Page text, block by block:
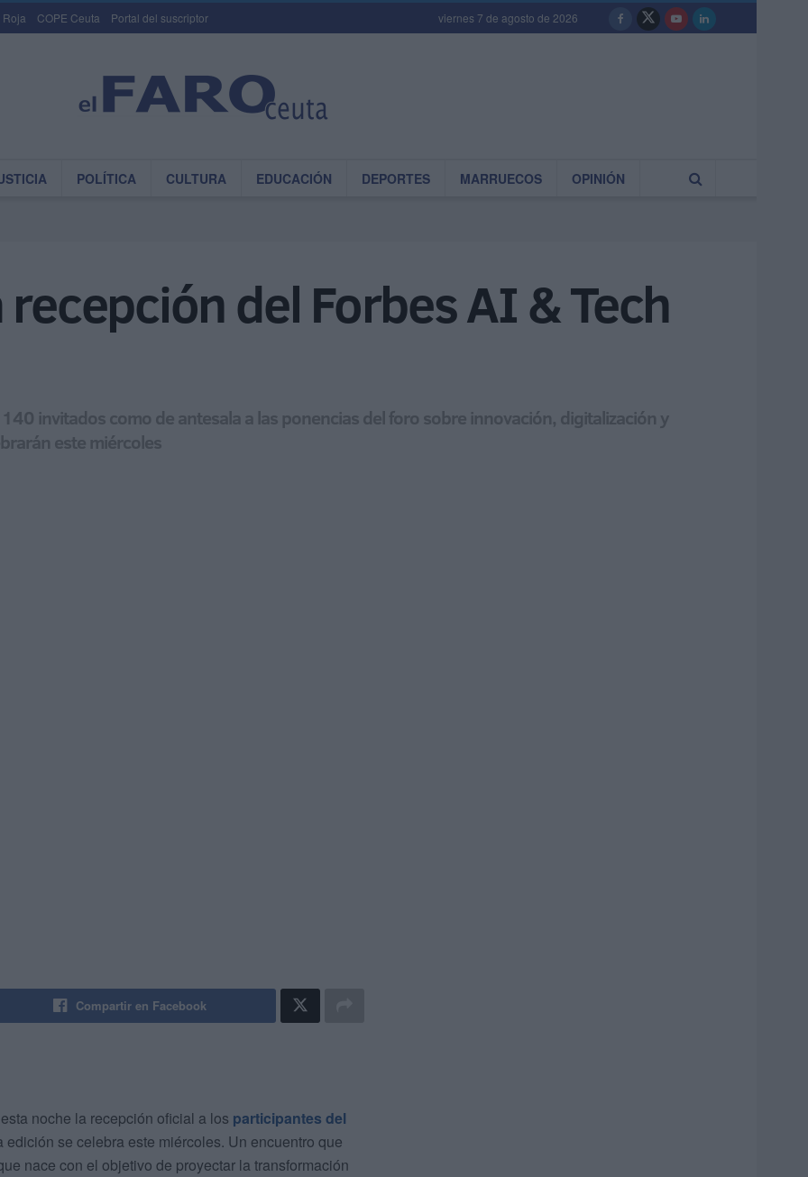
Roja COPE Ceuta Portal del suscriptor viernes 7 de agosto de 2026
POLÍTICA CULTURA EDUCACIÓN DEPORTES MARRUECOS OPINIÓN
del Forbes AI & Tech
invitados como de antesala a las ponencias del foro sobre innovación, digitalización y
este miércoles
Compartir en Facebook
noche la recepción oficial a los participantes del
edición se celebra este miércoles. Un encuentro que
nace con el objetivo de proyectar la transformación